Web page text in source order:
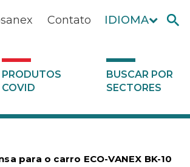
IDIOMA
Contato
PRODUTOS
COVID
BUSCAR POR
SECTORES
para o carro ECO-VANEX BK-10